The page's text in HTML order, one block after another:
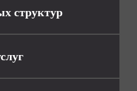
структур